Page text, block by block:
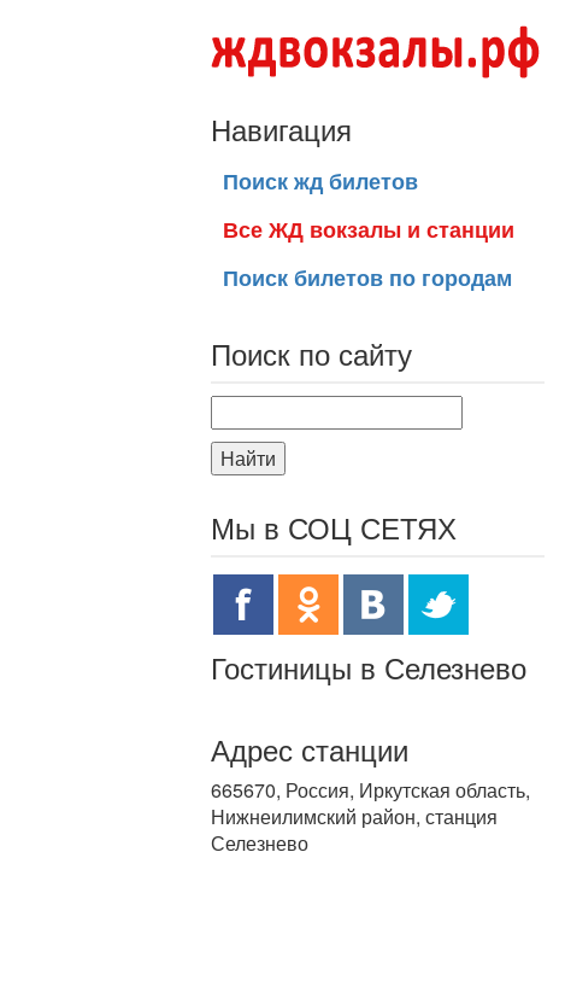
Навигация
Поиск жд билетов
Все ЖД вокзалы и станции
Поиск билетов по городам
Поиск по сайту
Найти
Мы в СОЦ СЕТЯХ
Гостиницы в Селезнево
Адрес станции
665670, Россия, Иркутская область,
Нижнеилимский район, станция
Селезнево